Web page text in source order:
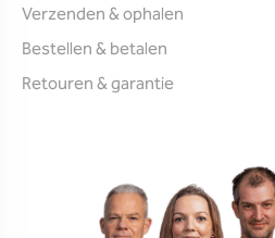
Verzenden & ophalen
Bestellen & betalen
Retouren & garantie